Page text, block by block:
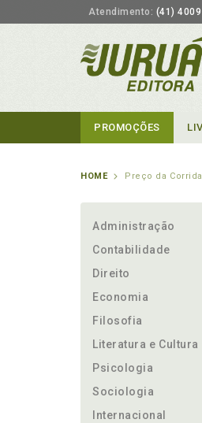
Atendimento: (41)
PROMOÇÕES
HOME Preço da
Administração
Contabilidade
Direito
Economia
Filosofia
Literatura e Cultura
Psicologia
Sociologia
Internacional